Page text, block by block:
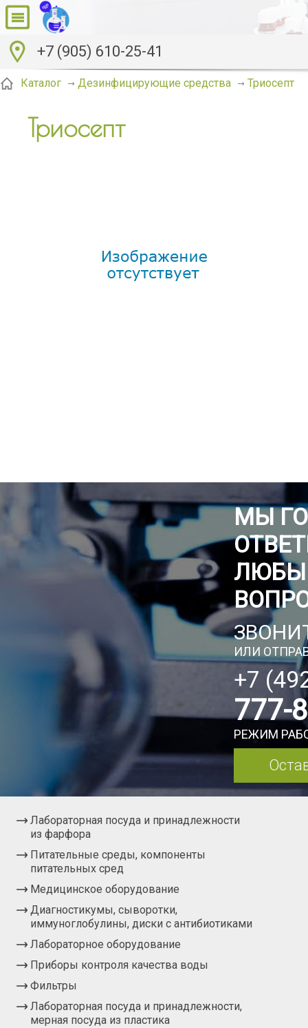
+7 (905) 610-25-41
Каталог Дезинфицирующие средства Триосепт
Триосепт
МЫ
ИЛИ
+7
777-
РЕЖИМ
Лабораторная посуда и принадлежности
из фарфора
Питательные среды, компоненты
питательных сред
Медицинское оборудование
Диагностикумы, сыворотки,
иммуноглобулины, диски с антибиотиками
Лабораторное оборудование
Приборы контроля качества воды
Фильтры
Лабораторная посуда и принадлежности,
мерная посуда из пластика